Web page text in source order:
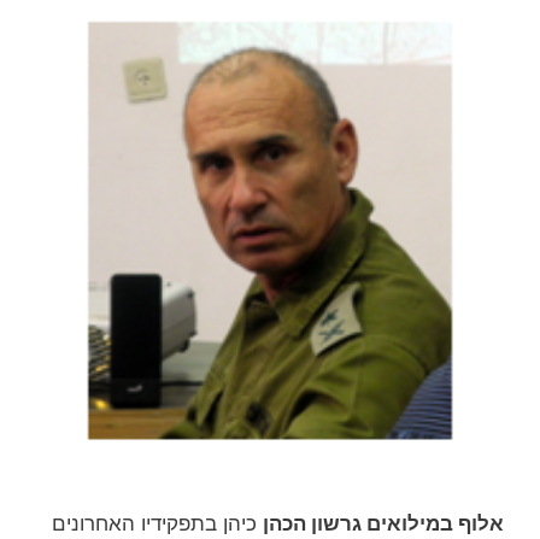
אלוף במילואים גרשון הכהן כיהן בתפקידיו האחרונים